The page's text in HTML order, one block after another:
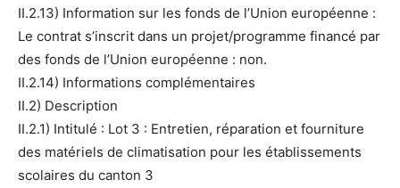
II.2.13) Information sur les fonds de l’Union européenne :
Le contrat s’inscrit dans un projet/programme financé par
des fonds de l’Union européenne : non.
II.2.14) Informations complémentaires
II.2) Description
II.2.1) Intitulé : Lot 3 : Entretien, réparation et fourniture
des matériels de climatisation pour les établissements
scolaires du canton 3